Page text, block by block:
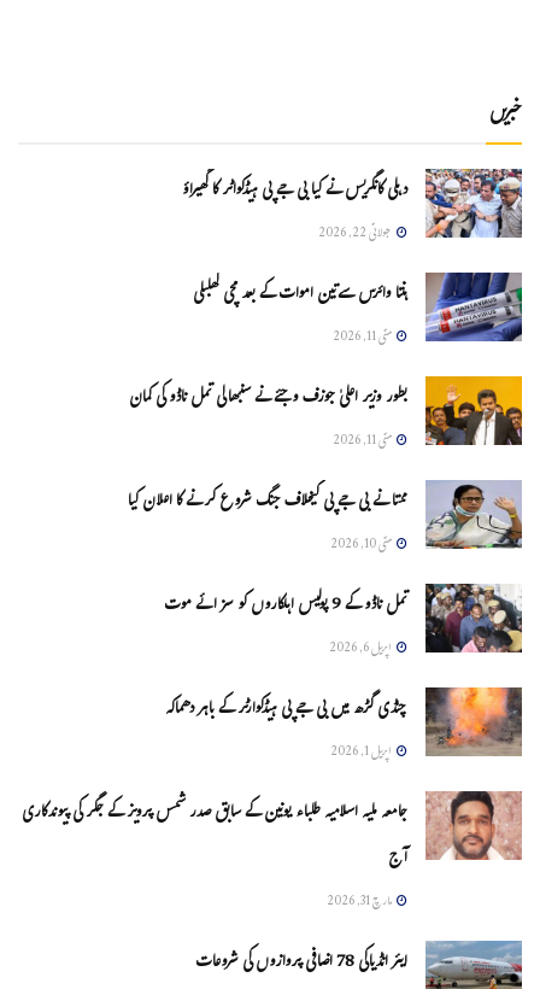
خبریں
دہلی کانگریس نے کیا بی جے پی ہیڈکواٹر کا گھیراؤ
جولائی 22, 2026
ہنتا وائرس سےتین اموات کے بعد مچی کھلبلی
مئی 11, 2026
بطور وزیر اعلیٰ جوزف وجئے نے سنبھالی تمل ناڈو کی کمان
مئی 11, 2026
ممتا نے بی جے پی کیخلاف جنگ شروع کرنے کا اعلان کیا
مئی 10, 2026
تمل ناڈو کے 9 پولیس اہلکاروں کو سزائے موت
اپریل 6, 2026
چنڈی گڑھ میں بی جے پی ہیڈکوارٹر کے باہر دھماکہ
اپریل 1, 2026
جامعہ ملیہ اسلامیہ طلباء یونین کے سابق صدر شمس پرویز کے جگر کی پیوندکاری
آج
مارچ 31, 2026
ایئر انڈیاکی 78 اضافی پروازوں کی شروعات